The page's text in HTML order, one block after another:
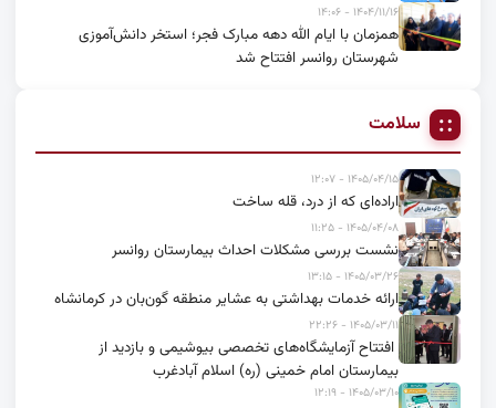
۱۴۰۴/۱۱/۱۶ - ۱۴:۰۶
همزمان با ایام الله دهه مبارک فجر؛ استخر دانش‌آموزی
شهرستان روانسر افتتاح شد
سلامت
۱۴۰۵/۰۴/۱۵ - ۱۲:۰۷
اراده‌ای که از درد، قله ساخت
۱۴۰۵/۰۴/۰۸ - ۱۱:۲۵
نشست بررسی مشکلات احداث بیمارستان روانسر
۱۴۰۵/۰۳/۲۶ - ۱۳:۱۵
ارائه خدمات بهداشتی به عشایر منطقه گون‌بان در کرمانشاه
۱۴۰۵/۰۳/۱۱ - ۲۲:۲۶
افتتاح آزمایشگاه‌های تخصصی بیوشیمی و بازدید از
بیمارستان امام خمینی (ره) اسلام آبادغرب
۱۴۰۵/۰۳/۱۰ - ۱۲:۱۹